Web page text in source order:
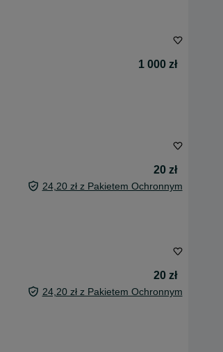
1 000 zł
20 zł
24,20 zł z Pakietem Ochronnym
20 zł
24,20 zł z Pakietem Ochronnym